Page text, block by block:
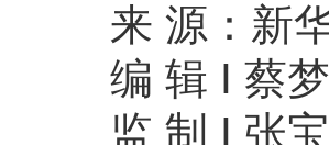
来 源：新
编 辑 I 蔡
监 制 I 张